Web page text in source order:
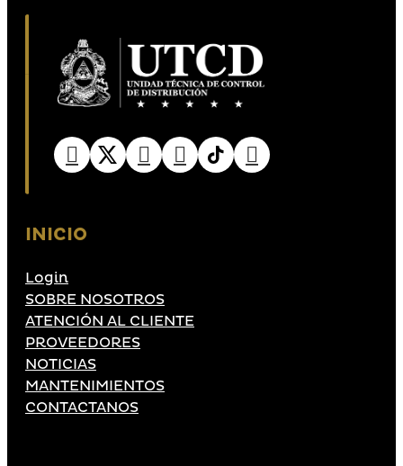
INICIO
Login
SOBRE NOSOTROS
ATENCIÓN AL CLIENTE
PROVEEDORES
NOTICIAS
MANTENIMIENTOS
CONTACTANOS